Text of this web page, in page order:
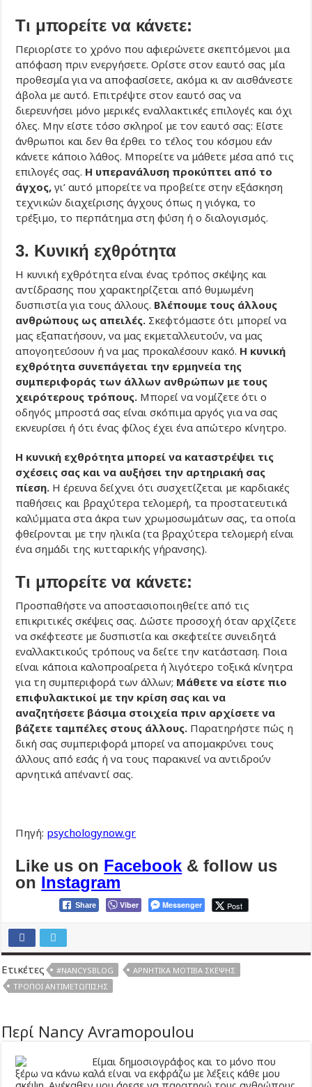
Τι μπορείτε να κάνετε:
Περιορίστε το χρόνο που αφιερώνετε σκεπτόμενοι μια
απόφαση πριν ενεργήσετε. Ορίστε στον εαυτό σας μία
προθεσμία για να αποφασίσετε, ακόμα κι αν αισθάνεστε
άβολα με αυτό. Επιτρέψτε στον εαυτό σας να
διερευνήσει μόνο μερικές εναλλακτικές επιλογές και όχι
όλες. Μην είστε τόσο σκληροί με τον εαυτό σας: Είστε
άνθρωποι και δεν θα έρθει το τέλος του κόσμου εάν
κάνετε κάποιο λάθος. Μπορείτε να μάθετε μέσα από τις
επιλογές σας. Η υπερανάλυση προκύπτει από το
άγχος, γι’ αυτό μπορείτε να προβείτε στην εξάσκηση
τεχνικών διαχείρισης άγχους όπως η γιόγκα, το
τρέξιμο, το περπάτημα στη φύση ή ο διαλογισμός.
3. Κυνική εχθρότητα
Η κυνική εχθρότητα είναι ένας τρόπος σκέψης και
αντίδρασης που χαρακτηρίζεται από θυμωμένη
δυσπιστία για τους άλλους. Βλέπουμε τους άλλους
ανθρώπους ως απειλές. Σκεφτόμαστε ότι μπορεί να
μας εξαπατήσουν, να μας εκμεταλλευτούν, να μας
απογοητεύσουν ή να μας προκαλέσουν κακό. Η κυνική
εχθρότητα συνεπάγεται την ερμηνεία της
συμπεριφοράς των άλλων ανθρώπων με τους
χειρότερους τρόπους. Μπορεί να νομίζετε ότι ο
οδηγός μπροστά σας είναι σκόπιμα αργός για να σας
εκνευρίσει ή ότι ένας φίλος έχει ένα απώτερο κίνητρο.
Η κυνική εχθρότητα μπορεί να καταστρέψει τις
σχέσεις σας και να αυξήσει την αρτηριακή σας
πίεση. Η έρευνα δείχνει ότι συσχετίζεται με καρδιακές
παθήσεις και βραχύτερα τελομερή, τα προστατευτικά
καλύμματα στα άκρα των χρωμοσωμάτων σας, τα οποία
φθείρονται με την ηλικία (τα βραχύτερα τελομερή είναι
ένα σημάδι της κυτταρικής γήρανσης).
Τι μπορείτε να κάνετε:
Προσπαθήστε να αποστασιοποιηθείτε από τις
επικριτικές σκέψεις σας. Δώστε προσοχή όταν αρχίζετε
να σκέφτεστε με δυσπιστία και σκεφτείτε συνειδητά
εναλλακτικούς τρόπους να δείτε την κατάσταση. Ποια
είναι κάποια καλοπροαίρετα ή λιγότερο τοξικά κίνητρα
για τη συμπεριφορά των άλλων; Μάθετε να είστε πιο
επιφυλακτικοί με την κρίση σας και να
αναζητήσετε βάσιμα στοιχεία πριν αρχίσετε να
βάζετε ταμπέλες στους άλλους. Παρατηρήστε πώς η
δική σας συμπεριφορά μπορεί να απομακρύνει τους
άλλους από εσάς ή να τους παρακινεί να αντιδρούν
αρνητικά απέναντί σας.
Πηγή: psychologynow.gr
Like us on Facebook & follow us
on Instagram
Share Viber Messenger Post
Ετικέτες #NANCYSBLOG
ΑΡΝΗΤΙΚΆ ΜΟΤΊΒΑ ΣΚΈΨΗΣ
ΤΡΌΠΟΙ ΑΝΤΙΜΕΤΏΠΙΣΗΣ
Περί Nancy Avramopoulou
Είμαι δημοσιογράφος και το μόνο που
ξέρω να κάνω καλά είναι να εκφράζω με λέξεις κάθε μου